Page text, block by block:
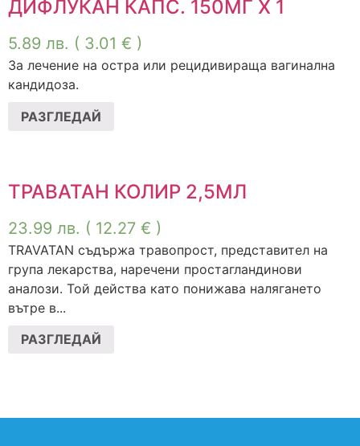
ДИФЛУКАН КАПС. 150МГ Х 1
5.89 лв. ( 3.01 € )
За лечение на остра или рецидивираща вагинална
кандидоза.
РАЗГЛЕДАЙ
ТРАВАТАН КОЛИР 2,5МЛ
23.99 лв. ( 12.27 € )
TRAVATAN съдържа травопрост, представител на
група лекарства, наречени простагландинови
аналози. Той действа като понижава налягането
вътре в...
РАЗГЛЕДАЙ